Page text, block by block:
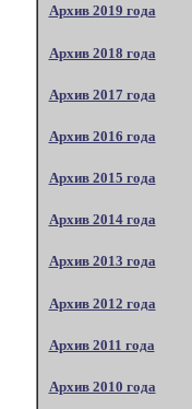
Архив 2019 года
Архив 2018 года
Архив 2017 года
Архив 2016 года
Архив 2015 года
Архив 2014 года
Архив 2013 года
Архив 2012 года
Архив 2011 года
Архив 2010 года